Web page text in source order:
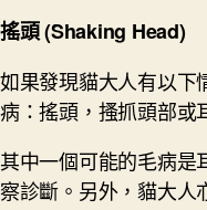
搖頭(Shaking Head)
如果發現貓大人有以下
病：搖頭，搔抓頭部或
其中一個可能的毛病是
察診斷。另外，貓大人